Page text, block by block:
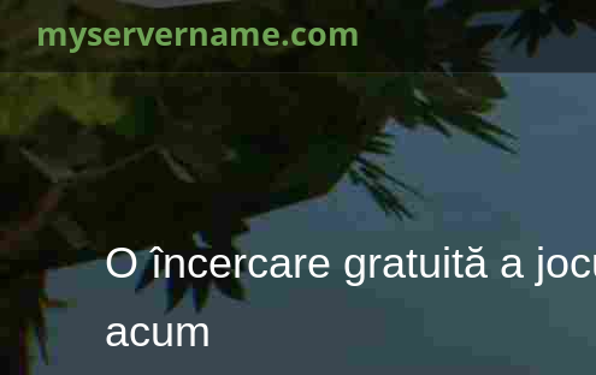
myservername.com
O încercare gratuită a
acum